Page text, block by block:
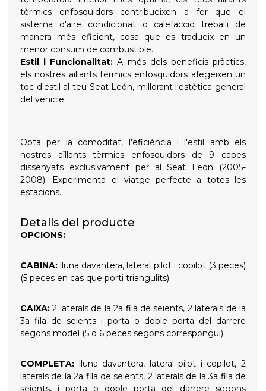
tèrmics enfosquidors contribueixen a fer que el
sistema d'aire condicionat o calefacció treballi de
manera més eficient, cosa que es tradueix en un
menor consum de combustible.
Estil i Funcionalitat: A més dels beneficis pràctics,
els nostres aïllants tèrmics enfosquidors afegeixen un
toc d'estil al teu Seat León, millorant l'estètica general
del vehicle.
Opta per la comoditat, l'eficiència i l'estil amb els
nostres aïllants tèrmics enfosquidors de 9 capes
dissenyats exclusivament per al Seat León (2005-
2008). Experimenta el viatge perfecte a totes les
estacions.
Detalls del producte
OPCIONS:
CABINA: lluna davantera, lateral pilot i copilot (3 peces)
(5 peces en cas que porti triangulits)
CAIXA: 2 laterals de la 2a fila de seients, 2 laterals de la
3a fila de seients i porta o doble porta del darrere
segons model (5 o 6 peces segons correspongui)
COMPLETA: lluna davantera, lateral pilot i copilot, 2
laterals de la 2a fila de seients, 2 laterals de la 3a fila de
seients, i porta o doble porta del darrere segons